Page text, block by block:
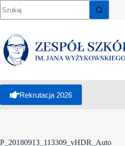
do
treści
Rekrutacja 2026
P_20180913_113309_vHDR_Auto